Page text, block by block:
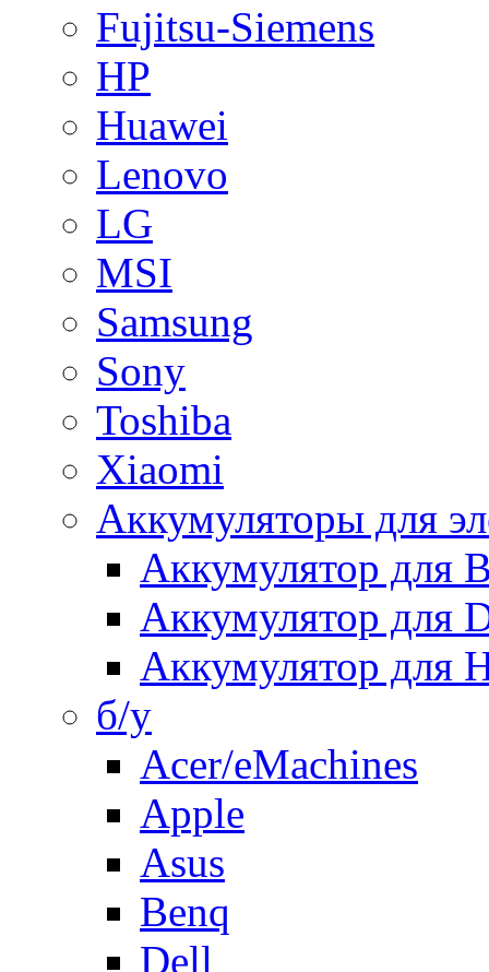
Fujitsu-Siemens
HP
Huawei
Lenovo
LG
MSI
Samsung
Sony
Toshiba
Xiaomi
Аккумуляторы для
Аккумулятор для
Аккумулятор для
Аккумулятор для
б/у
Acer/eMachines
Apple
Asus
Benq
Dell